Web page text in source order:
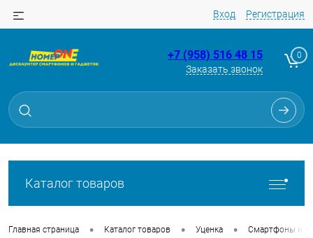
Вход Регистрация
+7 (958) 516 48 15
Заказать звонок
0
Каталог товаров
Главная страница • Каталог товаров • Уценка • Смартфоны из
Для клиентов всех банков
Разбейте
без переплат